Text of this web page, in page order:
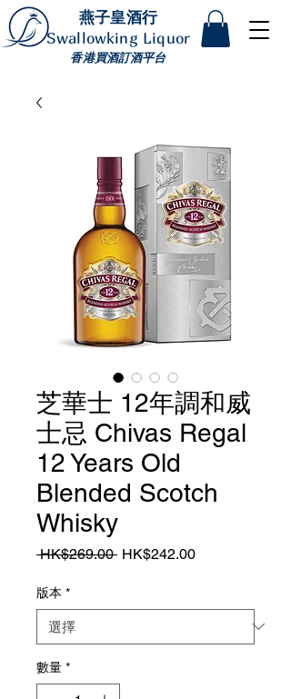
燕子皇酒行
Swallowking Liquor
香港買酒訂酒平台
芝華士 12年調和威
士忌 Chivas Regal
12 Years Old
Blended Scotch
Whisky
HK$269.00 一
格
HK$242.00促
格
版本 *
數量 *